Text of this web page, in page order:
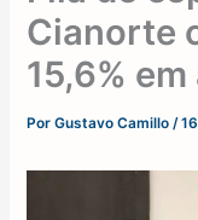
Cianorte
15,6%
PorGustavo Camillo/